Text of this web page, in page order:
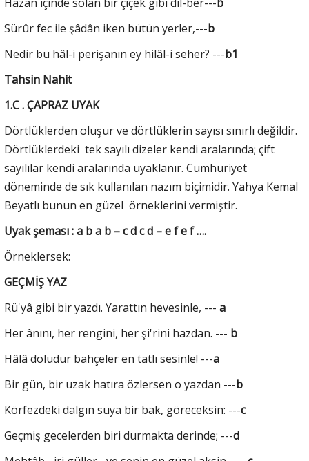
Sürûr fec ile şâdân iken bütün yerler,---b
Nedir bu hâl-i perişanın ey hilâl-i seher? ---b1
Tahsin Nahit
1.C . ÇAPRAZ UYAK
Dörtlüklerden oluşur ve dörtlüklerin sayısı sınırlı değildir.
Dörtlüklerdeki tek sayılı dizeler kendi aralarında; çift
sayılılar kendi aralarında uyaklanır. Cumhuriyet
döneminde de sık kullanılan nazım biçimidir. Yahya Kemal
Beyatlı bunun en güzel örneklerini vermiştir.
Uyak şeması : a b a b – c d c d – e f e f ….
Örneklersek:
GEÇMİŞ YAZ
Rü'yâ gibi bir yazdı. Yarattın hevesinle, --- a
Her ânını, her rengini, her şi'rini hazdan. --- b
Hâlâ doludur bahçeler en tatlı sesinle! ---a
Bir gün, bir uzak hatıra özlersen o yazdan ---b
Körfezdeki dalgın suya bir bak, göreceksin: ---c
Geçmiş gecelerden biri durmakta derinde; ---d